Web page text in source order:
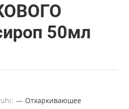
50мл
— Отхаркиваюшее